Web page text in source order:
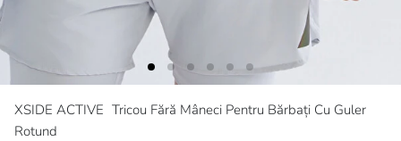
XSIDE ACTIVE Tricou Fără Mâneci Pentru Bărbați Cu Guler
Rotund